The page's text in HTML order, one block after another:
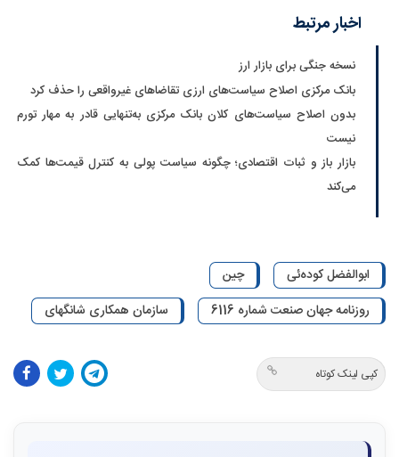
اخبار مرتبط
نسخه جنگی برای بازار ارز
بانک مرکزی اصلاح سیاست‌های ارزی تقاضاهای غیرواقعی را حذف کرد
بدون اصلاح سیاست‌های کلان بانک مرکزی به‌تنهایی قادر به مهار تورم
نیست
بازار باز و ثبات اقتصادی؛ چگونه سیاست پولی به کنترل قیمت‌ها کمک
می‌کند
ابوالفضل کوده‌ئی
چین
روزنامه جهان صنعت شماره 6116
سازمان همکاری شانگهای
کپی لینک کوتاه